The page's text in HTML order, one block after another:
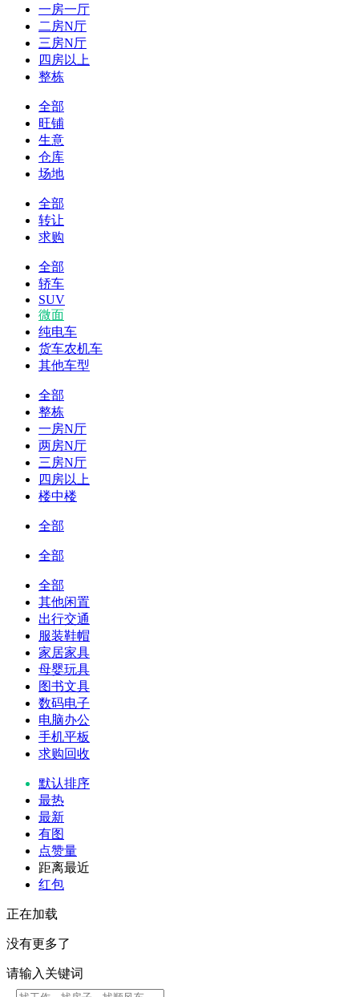
一房一厅
二房N厅
三房N厅
四房以上
整栋
全部
旺铺
生意
仓库
场地
全部
转让
求购
全部
轿车
SUV
微面
纯电车
货车农机车
其他车型
全部
整栋
一房N厅
两房N厅
三房N厅
四房以上
楼中楼
全部
全部
全部
其他闲置
出行交通
服装鞋帽
家居家具
母婴玩具
图书文具
数码电子
电脑办公
手机平板
求购回收
默认排序
最热
最新
有图
点赞量
距离最近
红包
正在加载
没有更多了
请输入关键词